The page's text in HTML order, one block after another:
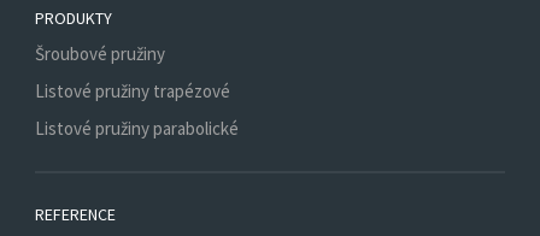
PRODUKTY
Šroubové pružiny
Listové pružiny trapézové
Listové pružiny parabolické
REFERENCE